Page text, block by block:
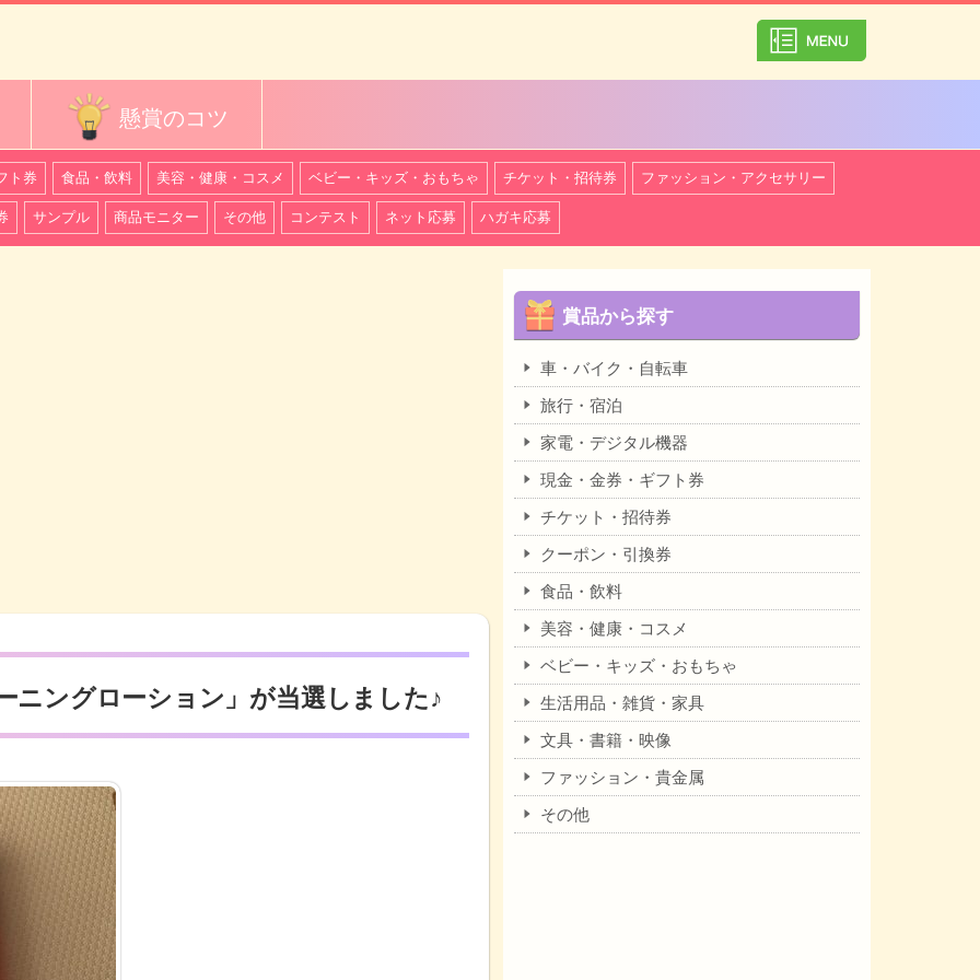
懸賞のコツ
ト券 食品・飲料 美容・健康・コスメ ベビー・キッズ・おもちゃ チケット・招待券 ファッション・アクセサリー
サンプル 商品モニター その他 コンテスト ネット応募 ハガキ応募
第2広報室「ヤマノ肌 コハクトーニングローション‏」が当選しました♪
賞品から探す
車・バイク・自転車
旅行・宿泊
家電・デジタル機器
現金・金券・ギフト券
チケット・招待券
クーポン・引換券
食品・飲料
美容・健康・コスメ
ベビー・キッズ・おもちゃ
生活用品・雑貨・家具
文具・書籍・映像
ファッション・貴金属
その他